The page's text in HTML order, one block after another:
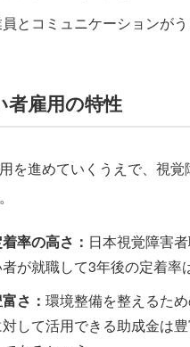
とコミュニケーションが
者雇用の特性
を進めていくうえで、視
率の高さ： 日本視覚障害
が就職して3年後の定着率
さ： 環境整備を整えるた
して活用できる助成金は